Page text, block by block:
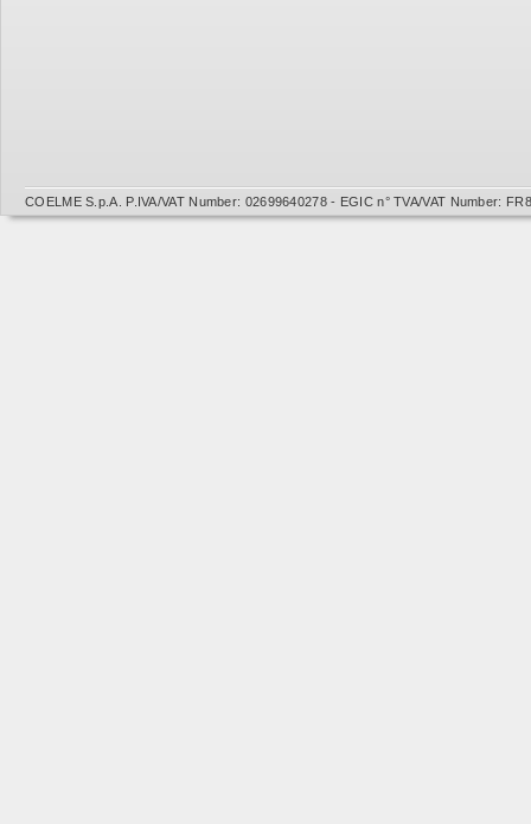
COELME S.p.A. P.IVA/VAT Number: 02699640278 - EGIC n° TVA/VAT Number: